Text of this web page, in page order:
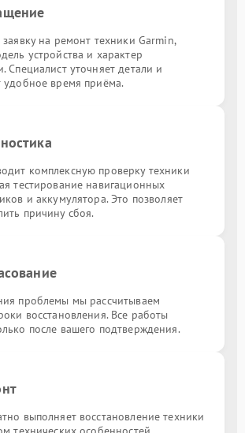
заявку на ремонт техники Garmin,
устройства и характер
Специалист уточняет детали и
удобное время приёма.
комплексную проверку техники
тестирование навигационных
и аккумулятора. Это позволяет
причину сбоя.
проблемы мы рассчитываем
восстановления. Все работы
после вашего подтверждения.
выполняет восстановление техники